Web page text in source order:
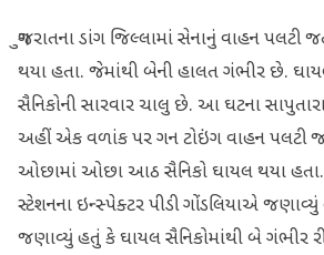
ગુજરાતના ડાંગ જિલ્લામાં સેનાનું વાહન પલટી
થયા હતા. જેમાંથી બેની હાલત ગંભીર છે.
સૈનિકોની સારવાર ચાલુ છે. આ ઘટના
અહીં એક વળાંક પર ગન ટોઇંગ વાહન પલટી
ઓછામાં ઓછા આઠ સૈનિકો ઘાયલ થયા હતા.
સ્ટેશનના ઇન્સ્પેક્ટર પીડી ગોંડલિયાએ
જણાવ્યું હતું કે ઘાયલ સૈનિકોમાંથી બે ગંભીર